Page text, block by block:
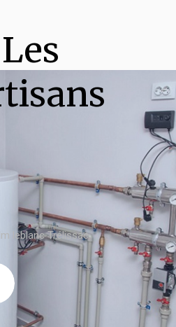
Les
leblanc Trélissac